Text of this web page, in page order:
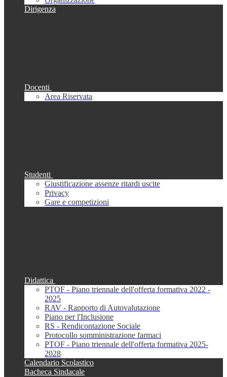
Dirigenza
Docenti
Area Riservata
Studenti
Giustificazione assenze ritardi uscite
Privacy
Gare e competizioni
Didattica
PTOF - Piano triennale dell'offerta formativa 2022 -
2025
RAV - Rapporto di Autovalutazione
Piano per l'Inclusione
RS - Rendicontazione Sociale
Protocollo somministrazione farmaci
PTOF - Piano triennale dell'offerta formativa 2025-
2028
Calendario Scolastico
Bacheca Sindacale